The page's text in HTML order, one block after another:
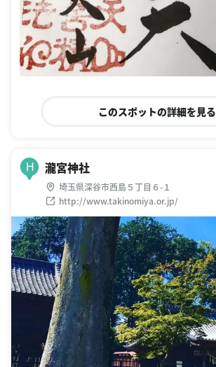
このスポットの詳細を見る
H 瀧宮神社
埼玉県深谷市西島５丁目６-１
http://www.takinomiya.or.jp/